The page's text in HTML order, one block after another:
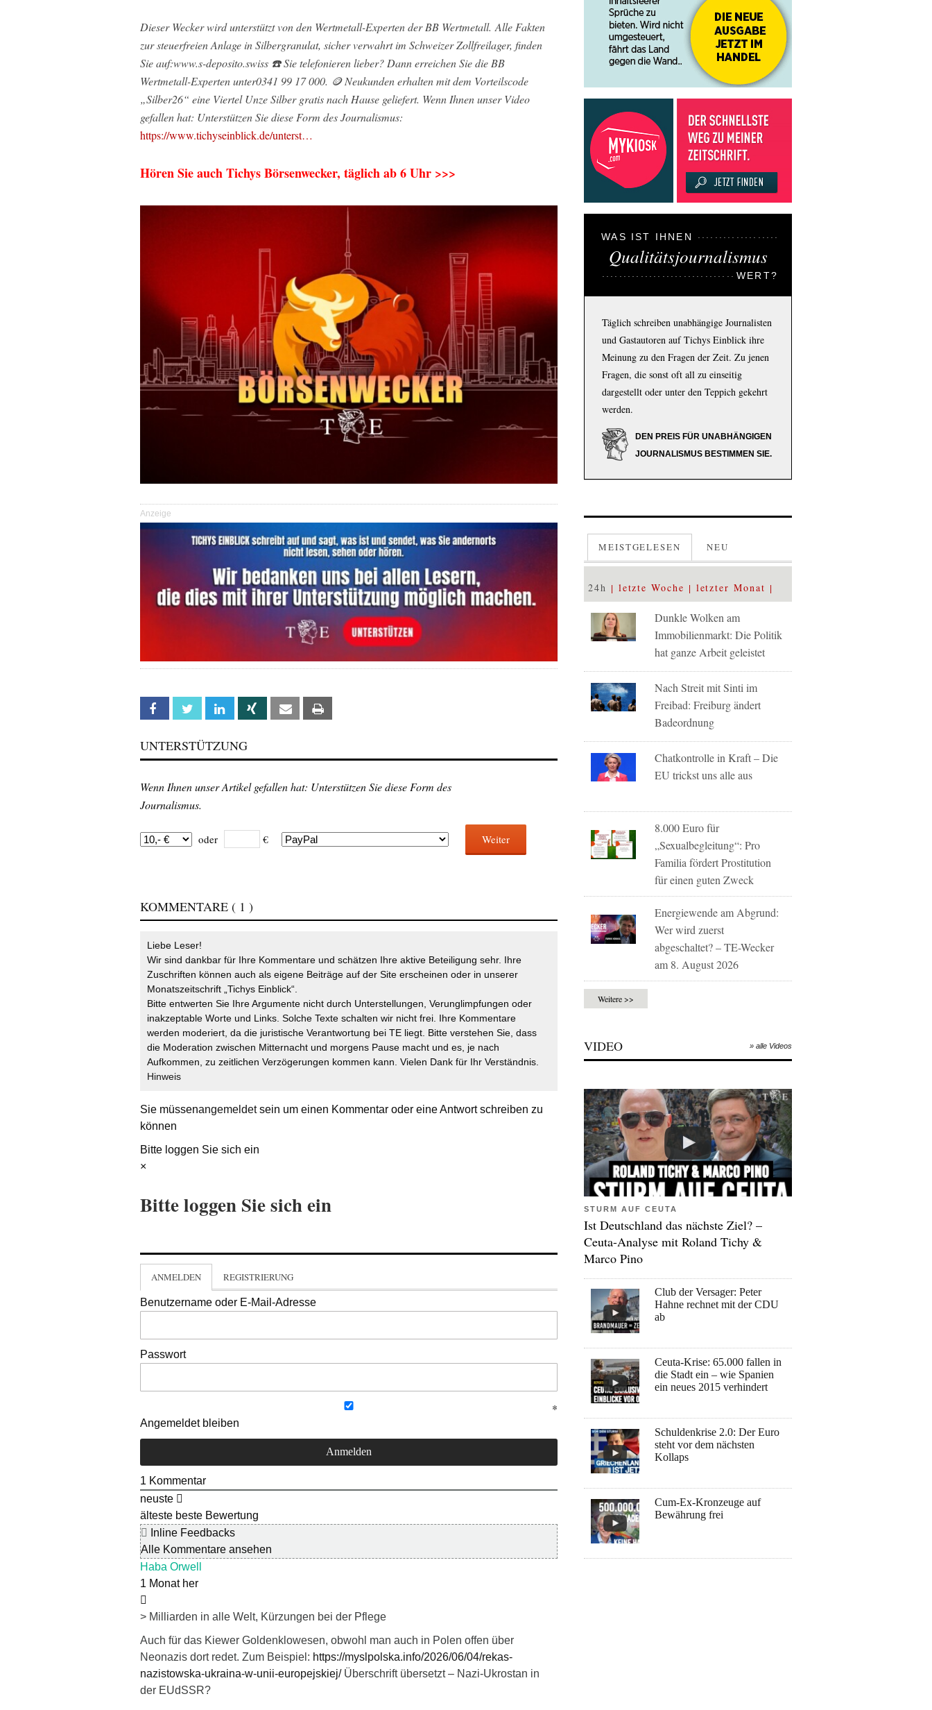
Dieser Wecker wird unterstützt von den Wertmetall-Experten der BB Wertmetall. Alle Fakten
zur steuerfreien Anlage in Silbergranulat, sicher verwahrt im Schweizer Zollfreilager, finden
Sie auf:www.s-deposito.swiss ☎️ Sie telefonieren lieber? Dann erreichen Sie die BB
Wertmetall-Experten unter0341 99 17 000. 🪙 Neukunden erhalten mit dem Vorteilscode
„Silber26“ eine Viertel Unze Silber gratis nach Hause geliefert. Wenn Ihnen unser Video
gefallen hat: Unterstützen Sie diese Form des Journalismus:
https://www.tichyseinblick.de/unterst…
Hören Sie auch Tichys Börsenwecker, täglich ab 6 Uhr >>>
Anzeige
Facebook Twitter Linkedin Xing Email
UNTERSTÜTZUNG
Wenn Ihnen unser Artikel gefallen hat: Unterstützen Sie diese Form des
Journalismus.
oder € Weiter
KOMMENTARE ( 1 )
Liebe Leser!
Wir sind dankbar für Ihre Kommentare und schätzen Ihre aktive Beteiligung sehr. Ihre
Zuschriften können auch als eigene Beiträge auf der Site erscheinen oder in unserer
Monatszeitschrift „Tichys Einblick“.
Bitte entwerten Sie Ihre Argumente nicht durch Unterstellungen, Verunglimpfungen oder
inakzeptable Worte und Links. Solche Texte schalten wir nicht frei. Ihre Kommentare
werden moderiert, da die juristische Verantwortung bei TE liegt. Bitte verstehen Sie, dass
die Moderation zwischen Mitternacht und morgens Pause macht und es, je nach
Aufkommen, zu zeitlichen Verzögerungen kommen kann. Vielen Dank für Ihr Verständnis.
Hinweis
Sie müssenangemeldetsein um einen Kommentar oder eine Antwort schreiben zu
können
Bitte loggen Sie sich ein
×
Bitte loggen Sie sich ein
ANMELDEN REGISTRIERUNG
Benutzername oder E-Mail-Adresse
Passwort
Angemeldet bleiben
1 Kommentar
neuste
älteste beste Bewertung
Inline Feedbacks
Alle Kommentare ansehen
Haba Orwell
1 Monat her
> Milliarden in alle Welt, Kürzungen bei der Pflege
Auch für das Kiewer Goldenklowesen, obwohl man auch in Polen offen über
Neonazis dort redet. Zum Beispiel: https://myslpolska.info/2026/06/04/rekas-
nazistowska-ukraina-w-unii-europejskiej/Überschrift übersetzt – Nazi-Ukrostan in
der EUdSSR?
WAS IST IHNEN
Qualitätsjournalismus
WERT?
Täglich schreiben unabhängige Journalisten
und Gastautoren auf Tichys Einblick ihre
Meinung zu den Fragen der Zeit. Zu jenen
Fragen, die sonst oft all zu einseitig
dargestellt oder unter den Teppich gekehrt
werden.
DEN PREIS FÜR UNABHÄNGIGEN
JOURNALISMUS BESTIMMEN SIE.
MEISTGELESEN NEU
24h letzte Woche letzter Monat
Dunkle Wolken am
Immobilienmarkt: Die Politik
hat ganze Arbeit geleistet
Nach Streit mit Sinti im
Freibad: Freiburg ändert
Badeordnung
Chatkontrolle in Kraft – Die
EU trickst uns alle aus
8.000 Euro für
„Sexualbegleitung“: Pro
Familia fördert Prostitution
für einen guten Zweck
Energiewende am Abgrund:
Wer wird zuerst
abgeschaltet? – TE-Wecker
am 8. August 2026
Weitere >>
VIDEO » alle Videos
STURM AUF CEUTA
Ist Deutschland das nächste Ziel? –
Ceuta-Analyse mit Roland Tichy &
Marco Pino
Club der Versager: Peter
Hahne rechnet mit der CDU
ab
Ceuta-Krise: 65.000 fallen in
die Stadt ein – wie Spanien
ein neues 2015 verhindert
Schuldenkrise 2.0: Der Euro
steht vor dem nächsten
Kollaps
Cum-Ex-Kronzeuge auf
Bewährung frei